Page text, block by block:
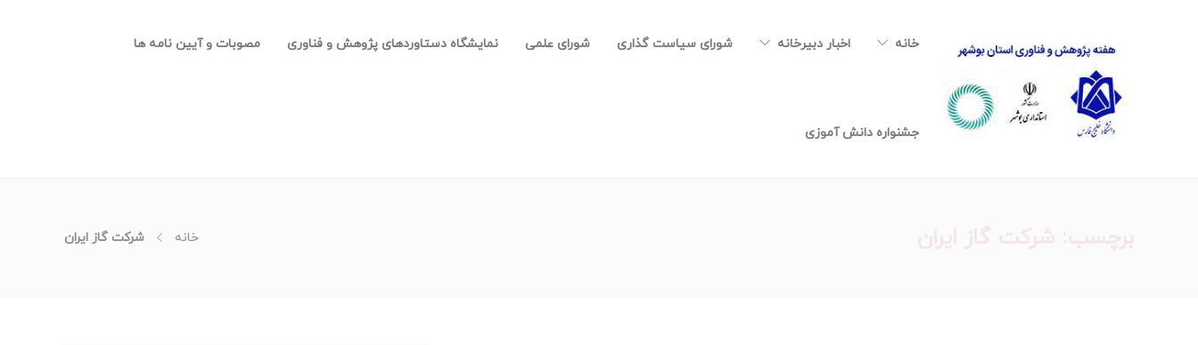
خانه اخبار دبیرخانه شورای سیاست گذاری شورای علمی نمایشگاه دستاوردهای پژوهش و فناوری مصوبات و آیین نامه ها
جشنواره دانش آموزی
خانه شرکت گاز ایران